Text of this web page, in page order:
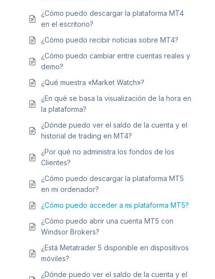
¿Cómo puedo descargar la plataforma MT4
en el escritorio?
¿Cómo puedo recibir noticias sobre MT4?
¿Cómo puedo cambiar entre cuentas reales y
demo?
¿Qué muestra «Market Watch»?
¿En qué se basa la visualización de la hora en
la plataforma?
¿Dónde puedo ver el saldo de la cuenta y el
historial de trading en MT4?
¿Por qué no administra los fondos de los
Clientes?
¿Cómo puedo descargar la plataforma MT5
en mi ordenador?
¿Cómo puedo acceder a mi plataforma MT5?
¿Cómo puedo abrir una cuenta MT5 con
Windsor Brokers?
¿Está Metatrader 5 disponible en dispositivos
móviles?
¿Dónde puedo ver el saldo de la cuenta y el